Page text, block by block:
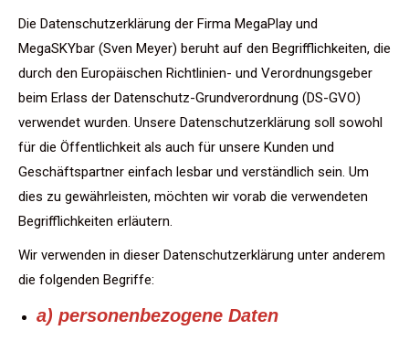
Die Datenschutzerklärung der Firma MegaPlay und
MegaSKYbar (Sven Meyer) beruht auf den Begrifflichkeiten, die
durch den Europäischen Richtlinien- und Verordnungsgeber
beim Erlass der Datenschutz-Grundverordnung (DS-GVO)
verwendet wurden. Unsere Datenschutzerklärung soll sowohl
für die Öffentlichkeit als auch für unsere Kunden und
Geschäftspartner einfach lesbar und verständlich sein. Um
dies zu gewährleisten, möchten wir vorab die verwendeten
Begrifflichkeiten erläutern.
Wir verwenden in dieser Datenschutzerklärung unter anderem
die folgenden Begriffe:
a) personenbezogene Daten